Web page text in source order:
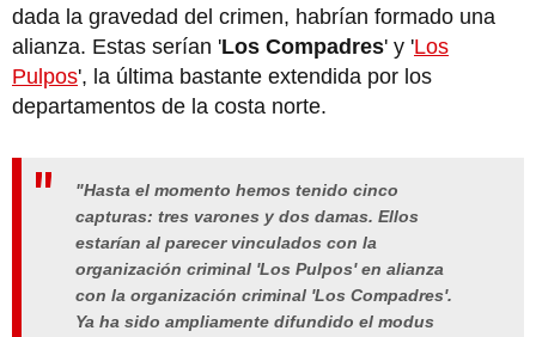
dada la gravedad del crimen, habrían formado una
alianza. Estas serían 'Los Compadres' y 'Los
Pulpos', la última bastante extendida por los
departamentos de la costa norte.
"Hasta el momento hemos tenido cinco
capturas: tres varones y dos damas. Ellos
estarían al parecer vinculados con la
organización criminal 'Los Pulpos' en alianza
con la organización criminal 'Los Compadres'.
Ya ha sido ampliamente difundido el modus